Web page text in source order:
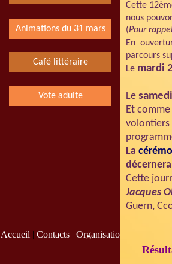
Café littéraire
Vote adulte
Animations du 31 mars
Cette
nous
(Pour
En
parcours
Le mardi
Le
Et
volontiers
La
Cette
Jacques
Guern,
Accueil | Contacts | Organisation